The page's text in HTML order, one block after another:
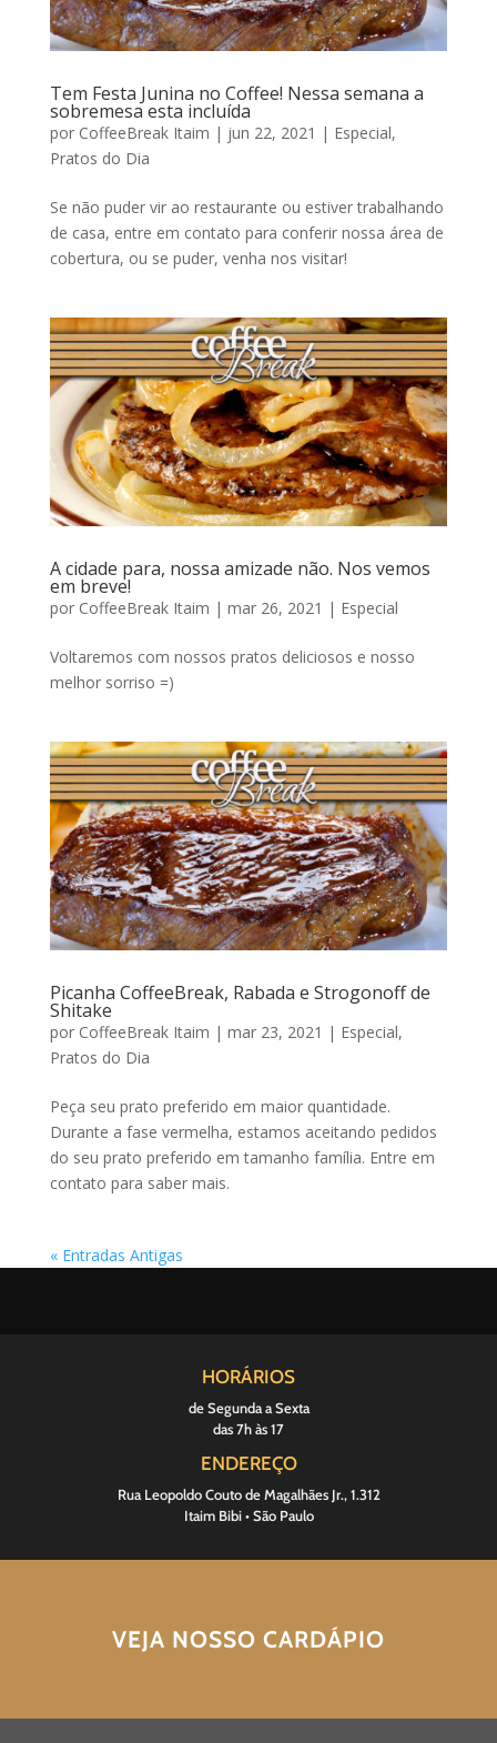
Tem Festa Junina no Coffee! Nessa semana a
sobremesa esta incluída
por CoffeeBreak Itaim | jun 22, 2021 | Especial,
Pratos do Dia
Se não puder vir ao restaurante ou estiver trabalhando
de casa, entre em contato para conferir nossa área de
cobertura, ou se puder, venha nos visitar!
A cidade para, nossa amizade não. Nos vemos
em breve!
por CoffeeBreak Itaim | mar 26, 2021 | Especial
Voltaremos com nossos pratos deliciosos e nosso
melhor sorriso =)
Picanha CoffeeBreak, Rabada e Strogonoff de
Shitake
por CoffeeBreak Itaim | mar 23, 2021 | Especial,
Pratos do Dia
Peça seu prato preferido em maior quantidade.
Durante a fase vermelha, estamos aceitando pedidos
do seu prato preferido em tamanho família. Entre em
contato para saber mais.
« Entradas Antigas
HORÁRIOS
de Segunda a Sexta
das 7h às 17
ENDEREÇO
Rua Leopoldo Couto de Magalhães Jr., 1.312
Itaim Bibi • São Paulo
VEJA NOSSO CARDÁPIO